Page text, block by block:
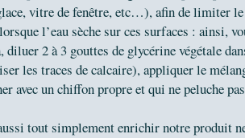
vitre de fenêtre, etc…), afin de limiter le
l’eau sèche sur ces surfaces : ainsi,
diluer 2 à 3 gouttes de glycérine végétale
les traces de calcaire), appliquer le
avec un chiffon propre et qui ne peluche
tout simplement enrichir notre produit